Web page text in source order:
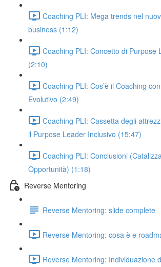
Coaching PLI: Mega trends nel
business (1:12)
Coaching PLI: Concetto di Purpose
(2:10)
Coaching PLI: Cos’è il Coaching
Evolutivo (2:49)
Coaching PLI: Cassetta degli
il Purpose Leader Inclusivo (15:47)
Coaching PLI: Conclusioni
Opportunità) (1:18)
Reverse Mentoring
Reverse Mentoring: slide complete
Reverse Mentoring: cosa è e
Reverse Mentoring: Individuazione